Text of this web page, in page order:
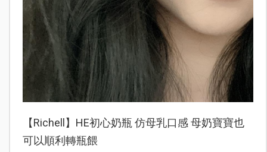
【Richell】HE初心奶瓶 仿母乳口感 母奶寶寶也
可以順利轉瓶餵